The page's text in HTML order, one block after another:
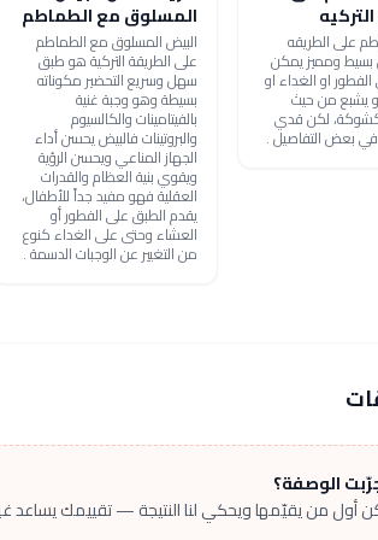
على الطريقه
بسيط ومميز يمكن
او الغداء او
يشبع من حيث
لكن قدي
بعض التفاصيل .
المسلوق مع الطماطم
البيض المسلوق مع الطماطم
على الطريقة التركية هو طبق
سهل وسريع التحضير مكوناته
بسيطة وهو وجبة غنية
بالفيتامينات والكالسيوم
والبروتينات فالبيض يحسن أداء
الجهاز المناعي ويحسن الرؤية
ويقوي بنية العظام والقدرات
العقلية فهو مفيد جداً للأطفال،
يقدم الطبق على الفطور أو
العشاء وحتى على الغداء كنوع
من التغيير عن الوجبات الدسمة .
الوصفة؟
أول من يقيّمها ويحكي لنا النتيجة — تقييمك يساعد